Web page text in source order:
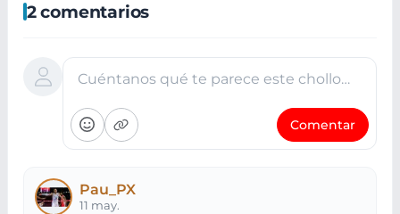
2 comentarios
Cuéntanos qué te parece este chollo…
Comentar
Pau_PX
11 may.